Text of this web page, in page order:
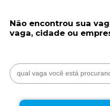
Não encontrou sua
vaga, cidade ou